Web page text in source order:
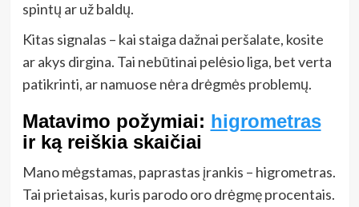
spintų ar už baldų.
Kitas signalas – kai staiga dažnai peršalate, kosite
ar akys dirgina. Tai nebūtinai pelėsio liga, bet verta
patikrinti, ar namuose nėra drėgmės problemų.
Matavimo požymiai: higrometras
ir ką reiškia skaičiai
Mano mėgstamas, paprastas įrankis – higrometras.
Tai prietaisas, kuris parodo oro drėgmę procentais.